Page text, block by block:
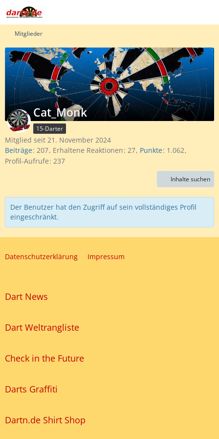
Mitglieder
Cat_Monk
15-Darter
Mitglied seit 21. November 2024
Beiträge 207 Erhaltene Reaktionen 27 Punkte 1.062
Profil-Aufrufe 237
Inhalte suchen
Der Benutzer hat den Zugriff auf sein vollständiges Profil
eingeschränkt.
Datenschutzerklärung Impressum
Dart News
Dart Weltrangliste
Check in the Future
Darts Graffiti
Dartn.de Shirt Shop